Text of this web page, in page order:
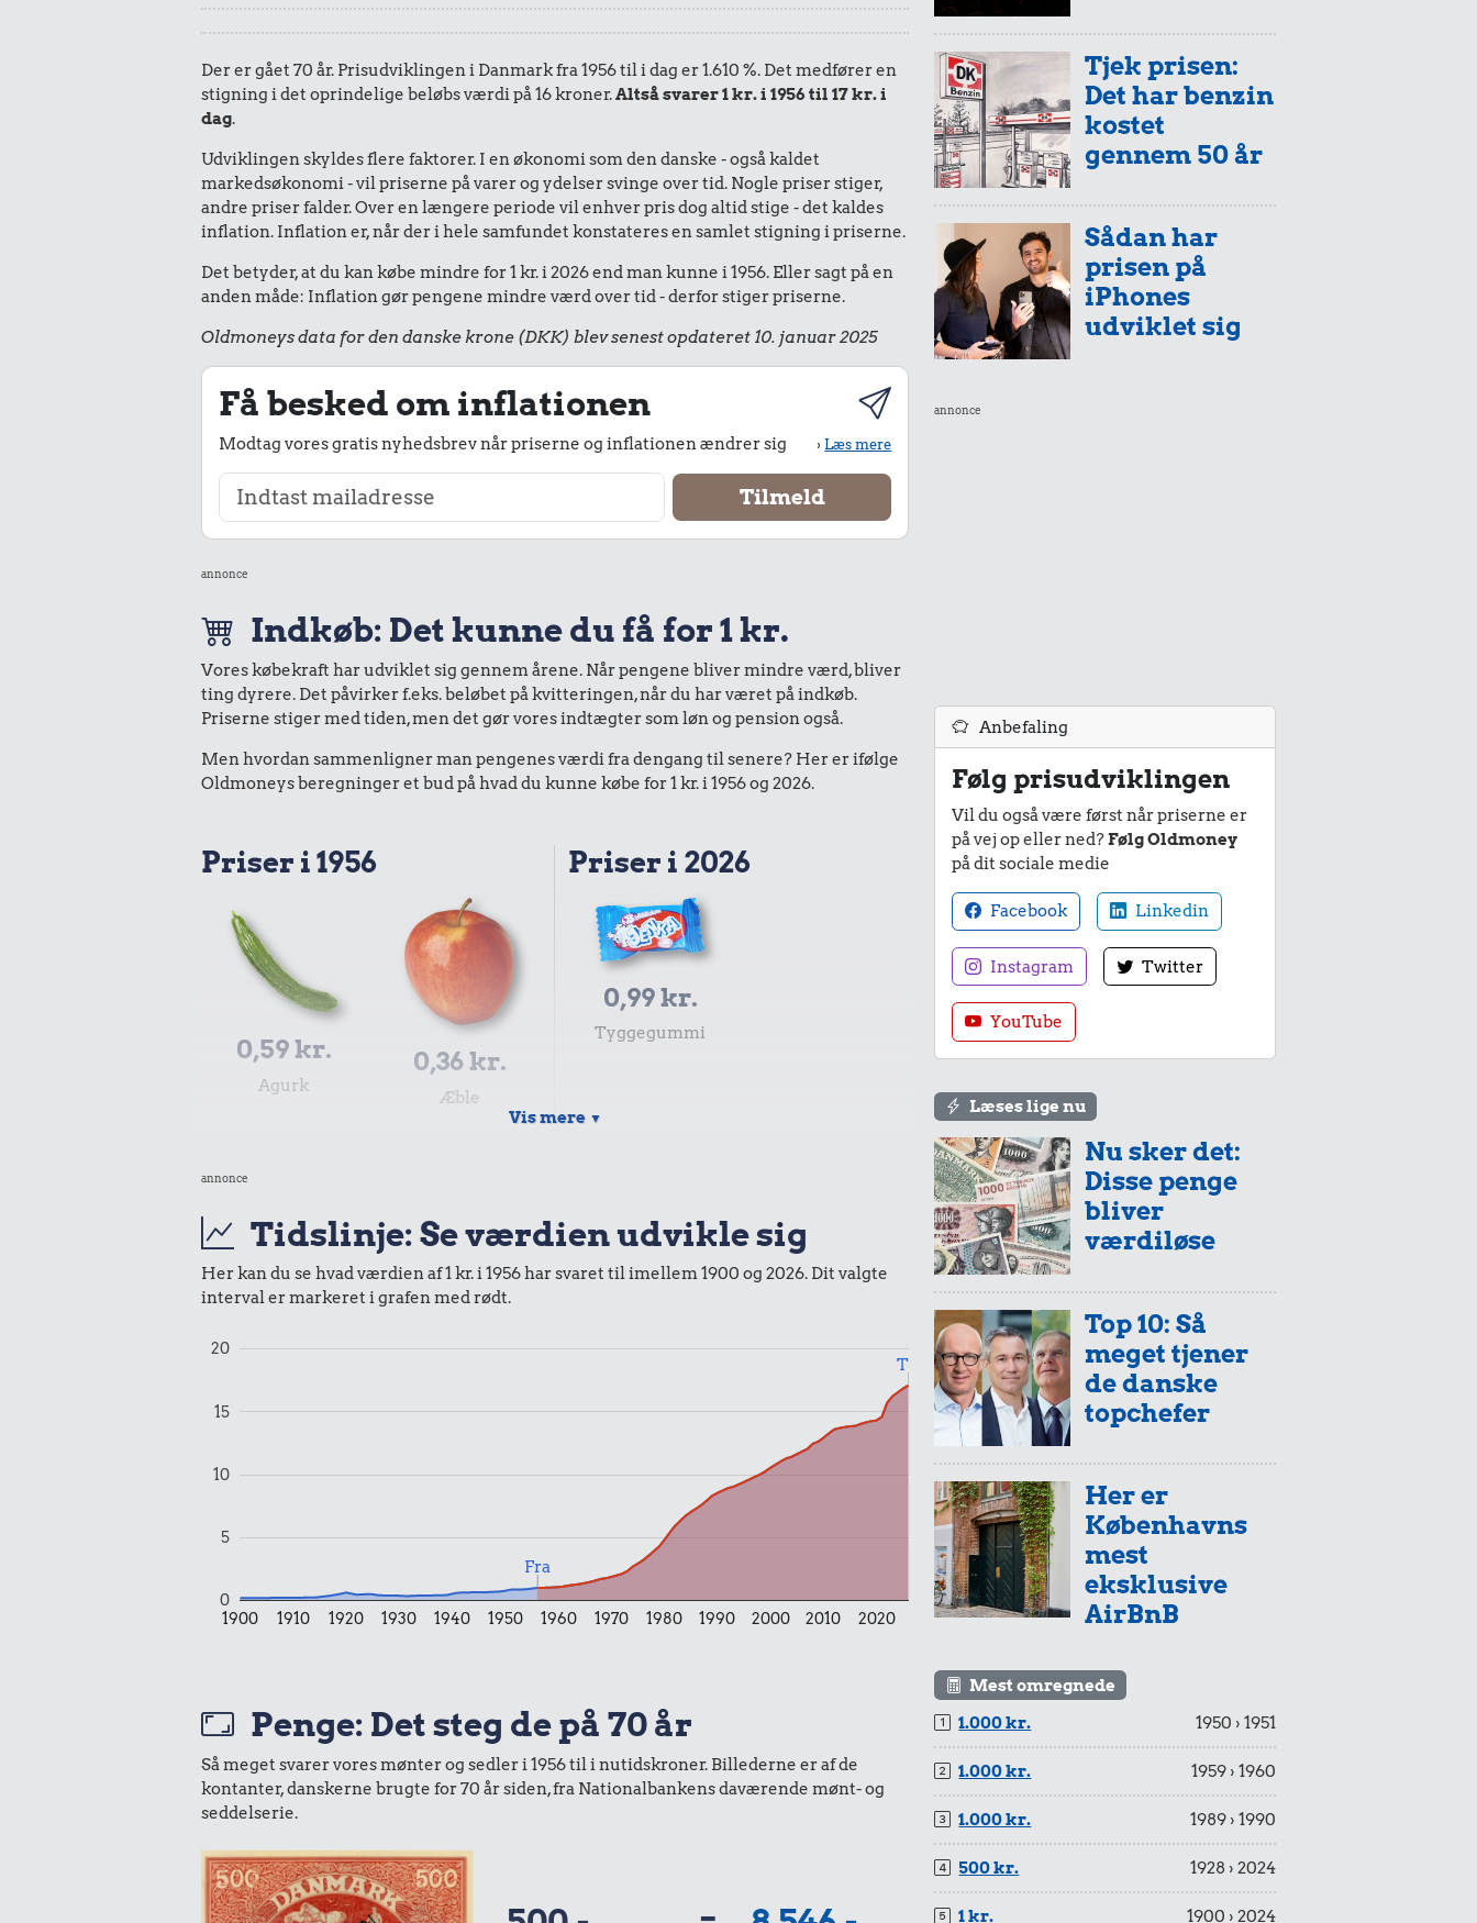
Der er gået 70 år. Prisudviklingen i Danmark fra 1956 til i dag er 1.610 %. Det medfører en
stigning i det oprindelige beløbs værdi på 16 kroner.Altså svarer 1 kr. i 1956 til 17 kr. i
dag.
Udviklingen skyldes flere faktorer. I en økonomi som den danske - også kaldet
markedsøkonomi - vil priserne på varer og ydelser svinge over tid. Nogle priser stiger,
andre priser falder. Over en længere periode vil enhver pris dog altid stige - det kaldes
inflation. Inflation er, når der i hele samfundet konstateres en samlet stigning i priserne.
Det betyder, at du kan købe mindre for 1 kr. i 2026 end man kunne i 1956. Eller sagt på en
anden måde: Inflation gør pengene mindre værd over tid - derfor stiger priserne.
Oldmoneys data for den danske krone (DKK) blev senest opdateret 10. januar 2025
Få besked om inflationen
Modtag vores gratis nyhedsbrev når priserne og inflationen ændrer sig ›Læs mere
annonce
Indkøb: Det kunne du få for 1 kr.
Vores købekraft har udviklet sig gennem årene. Når pengene bliver mindre værd, bliver
ting dyrere. Det påvirker f.eks. beløbet på kvitteringen, når du har været på indkøb.
Priserne stiger med tiden, men det gør vores indtægter som løn og pension også.
Men hvordan sammenligner man pengenes værdi fra dengang til senere? Her er ifølge
Oldmoneys beregninger et bud på hvad du kunne købe for 1 kr. i 1956 og 2026.
Priser i 1956
0,59 kr.
Agurk
0,36 kr.
Æble
Priser i 2026
0,99 kr.
Tyggegummi
Udvalgte varer fra danskernes indkøbskurv gennem tiderne. Priser i nutidskroner er estimeret af
Oldmoney. Priser i datidskroner er på baggrund af forbrugerprisindekset fra Danmarks Statistik.
Vis mere ▼
annonce
Tidslinje: Se værdien udvikle sig
Her kan du se hvad værdien af 1 kr. i 1956 har svaret til imellem 1900 og 2026. Dit valgte
interval er markeret i grafen med rødt.
1900 1910 1920 1930 1940 1950 1960 1970 1980 1990 2000 2010 2020
0
5
10
15
20
Fra
Til
Penge: Det steg de på 70 år
Så meget svarer vores mønter og sedler i 1956 til i nutidskroner. Billederne er af de
kontanter, danskerne brugte for 70 år siden, fra Nationalbankens daværende mønt- og
seddelserie.
Tjek prisen:
Det har benzin
kostet
gennem 50 år
Sådan har
prisen på
iPhones
udviklet sig
annonce
Anbefaling
Følg prisudviklingen
Vil du også være først når priserne er
på vej op eller ned?Følg Oldmoney
på dit sociale medie
Facebook Linkedin
Instagram Twitter
YouTube
Læses lige nu
Nu sker det:
Disse penge
bliver
værdiløse
Top 10: Så
meget tjener
de danske
topchefer
Her er
Københavns
mest
eksklusive
AirBnB
Mest omregnede
1.000 kr.
1950 › 1951
1.000 kr. 1959 › 1960
1.000 kr. 1989 › 1990
500 kr. 1928 › 2024
1 kr. 1900 › 2024